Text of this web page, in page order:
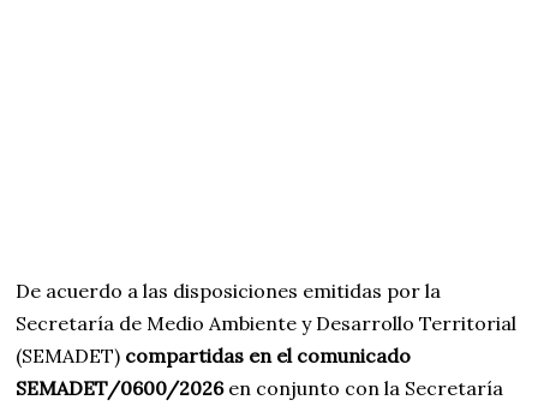
De acuerdo a las disposiciones emitidas por la
Secretaría de Medio Ambiente y Desarrollo Territorial
(SEMADET) compartidas en el comunicado
SEMADET/0600/2026 en conjunto con la Secretaría